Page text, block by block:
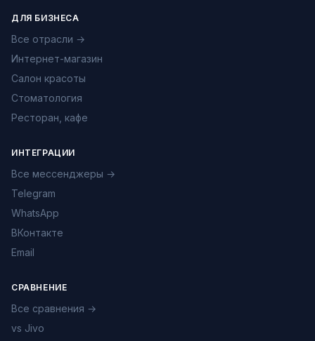
ДЛЯ БИЗНЕСА
Все отрасли →
Интернет-магазин
Салон красоты
Стоматология
Ресторан, кафе
ИНТЕГРАЦИИ
Все мессенджеры →
Telegram
WhatsApp
ВКонтакте
Email
СРАВНЕНИЕ
Все сравнения →
vs Jivo